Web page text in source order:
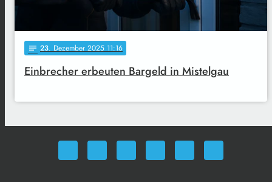
notes 23. Dezember 2025 11:16
Einbrecher erbeuten Bargeld in Mistelgau